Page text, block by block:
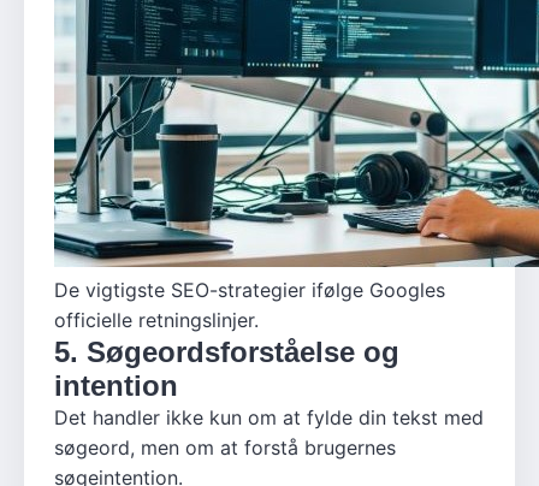
De vigtigste SEO-strategier ifølge Googles
officielle retningslinjer.
5. Søgeordsforståelse og
intention
Det handler ikke kun om at fylde din tekst med
søgeord, men om at forstå brugernes
søgeintention.